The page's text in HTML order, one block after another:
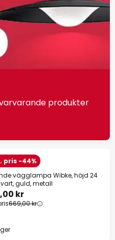
produkter
pris -44%
vägglampa Wibke, höjd 24
guld, metall
kr
669,00 kr